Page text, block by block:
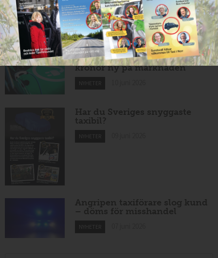
Nytt taxibolag i Borlänge
NYHETER 10 juni 2026
Mexikansk elbil för 80 000
kronor ny på marknaden
NYHETER
Har du Sveriges snyggaste
taxibil?
NYHETER
Angripen taxiförare slog kund
– döms för misshandel
NYHETER